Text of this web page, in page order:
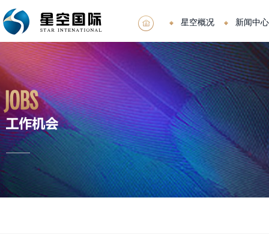
星空概况 新闻中心